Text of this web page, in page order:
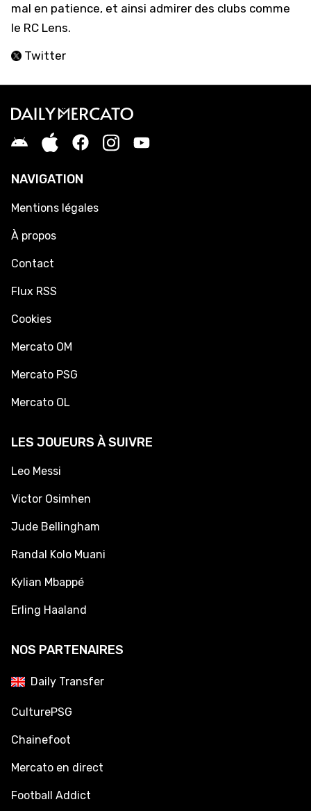
mal en patience, et ainsi admirer des clubs comme
le RC Lens.
Twitter
NAVIGATION
Mentions légales
À propos
Contact
Flux RSS
Cookies
Mercato OM
Mercato PSG
Mercato OL
LES JOUEURS À SUIVRE
Leo Messi
Victor Osimhen
Jude Bellingham
Randal Kolo Muani
Kylian Mbappé
Erling Haaland
NOS PARTENAIRES
Daily Transfer
CulturePSG
Chainefoot
Mercato en direct
Football Addict